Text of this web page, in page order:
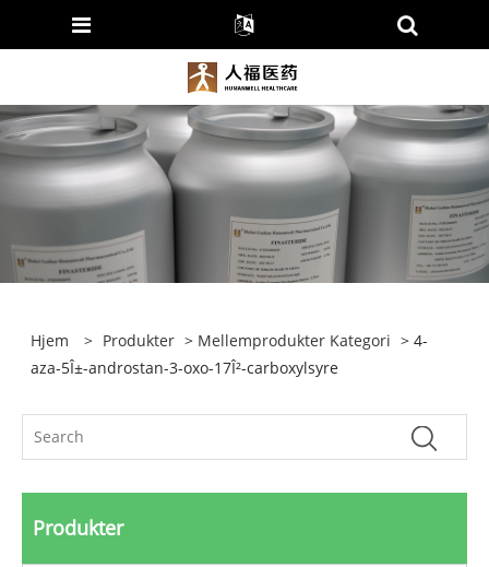
Hjem > Produkter > Mellemprodukter Kategori > 4-
aza-5Î±-androstan-3-oxo-17Î²-carboxylsyre
Produkter